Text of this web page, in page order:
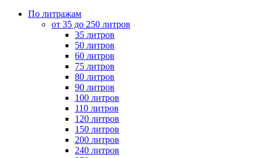
По литражам
от 35 до 250 литров
35 литров
50 литров
60 литров
75 литров
80 литров
90 литров
100 литров
110 литров
120 литров
150 литров
200 литров
240 литров